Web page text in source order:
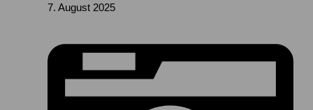
7. August 2025